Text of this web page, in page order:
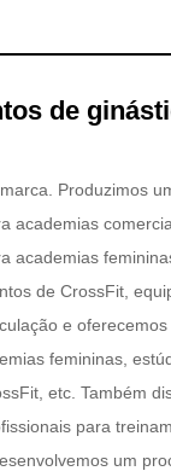
de
Produzimos
academias
academias
de CrossFit,
e
femininas,
etc. Também
para
um